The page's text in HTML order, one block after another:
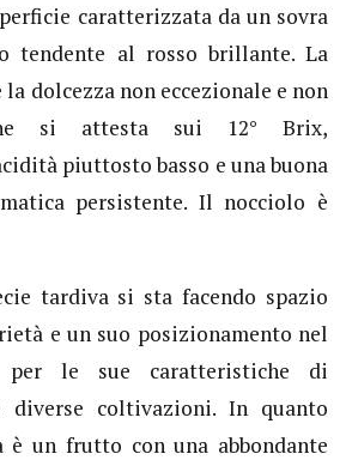
caratterizzata da un sovra
tendente al rosso brillante. La
la dolcezza non eccezionale e non
si attesta sui 12° Brix,
piuttosto basso e una buona
persistente. Il nocciolo è
tardiva si sta facendo spazio
e un suo posizionamento nel
per le sue caratteristiche di
diverse coltivazioni. In quanto
è un frutto con una abbondante